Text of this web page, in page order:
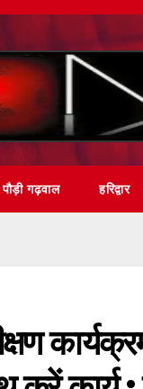
पौड़ी गढ़वाल हरिद्वार